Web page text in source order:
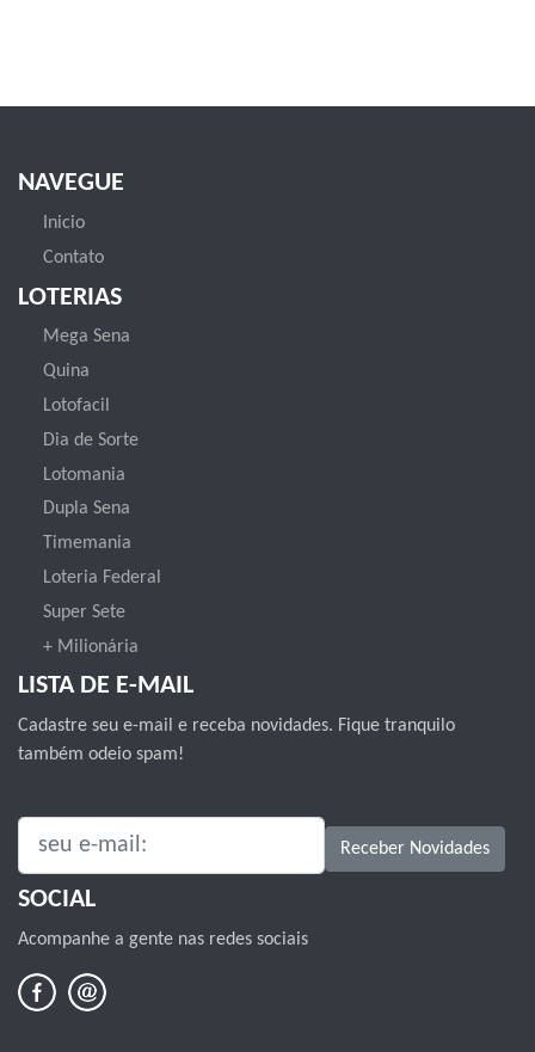
NAVEGUE
Inicio
Contato
LOTERIAS
Mega Sena
Quina
Lotofacil
Dia de Sorte
Lotomania
Dupla Sena
Timemania
Loteria Federal
Super Sete
+ Milionária
LISTA DE E-MAIL
Cadastre seu e-mail e receba novidades. Fique tranquilo
também odeio spam!
SEU E-MAIL: Receber Novidades
SOCIAL
Acompanhe a gente nas redes sociais